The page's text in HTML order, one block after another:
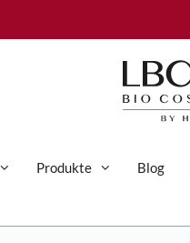
Produkte Blog